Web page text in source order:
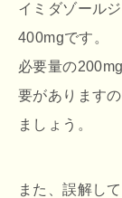
イミダゾール
400mgです。
必要量の
要があります
ましょう。
また、誤解し